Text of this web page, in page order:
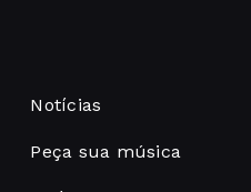
Notícias
Peça sua música